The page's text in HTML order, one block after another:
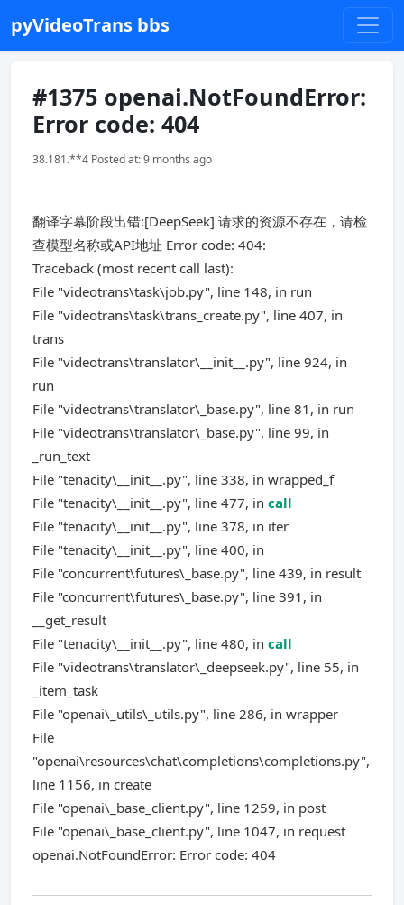
pyVideoTrans bbs
#1375 openai.NotFoundError:
Error code: 404
38.181.**4 Posted at: 9 months ago
翻译字幕阶段出错:[DeepSeek] 请求的资源不存在，请检
查模型名称或API地址 Error code: 404:
Traceback (most recent call last):
File "videotrans\task\job.py", line 148, in run
File "videotrans\task\trans_create.py", line 407, in
trans
File "videotrans\translator\__init__.py", line 924, in
run
File "videotrans\translator\_base.py", line 81, in run
File "videotrans\translator\_base.py", line 99, in
_run_text
File "tenacity\__init__.py", line 338, in wrapped_f
File "tenacity\__init__.py", line 477, in call
File "tenacity\__init__.py", line 378, in iter
File "tenacity\__init__.py", line 400, in
File "concurrent\futures\_base.py", line 439, in result
File "concurrent\futures\_base.py", line 391, in
__get_result
File "tenacity\__init__.py", line 480, in call
File "videotrans\translator\_deepseek.py", line 55, in
_item_task
File "openai\_utils\_utils.py", line 286, in wrapper
File
"openai\resources\chat\completions\completions.py",
line 1156, in create
File "openai\_base_client.py", line 1259, in post
File "openai\_base_client.py", line 1047, in request
openai.NotFoundError: Error code: 404